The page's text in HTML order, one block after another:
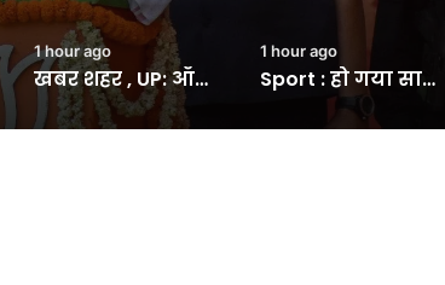
1 hour ago
खबर शहर , UP: ऑनलाइन शेयर ट्रेडिंग ऐप कितने खतरनाक?, समझ लें; आगरा के एक व्यक्ति से यूं हो गई 10.27 लाख की ठगी – INA
1 hour ago
Sport : हो गया साफ! इस प्लेयर के बदले KKR में जाएंगे हार्दिक पांड्या? मुंबई इंडियंस को होगा डबल फायदा #INA